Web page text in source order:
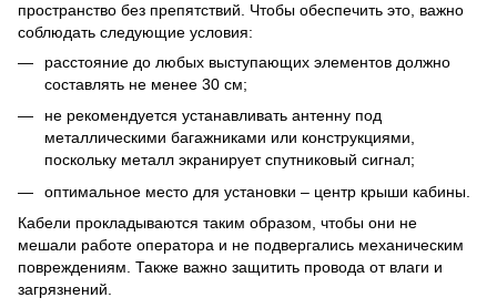
пространство без препятствий. Чтобы обеспечить это, важно
соблюдать следующие условия:
расстояние до любых выступающих элементов должно
составлять не менее 30 см;
не рекомендуется устанавливать антенну под
металлическими багажниками или конструкциями,
поскольку металл экранирует спутниковый сигнал;
оптимальное место для установки – центр крыши кабины.
Кабели прокладываются таким образом, чтобы они не
мешали работе оператора и не подвергались механическим
повреждениям. Также важно защитить провода от влаги и
загрязнений.